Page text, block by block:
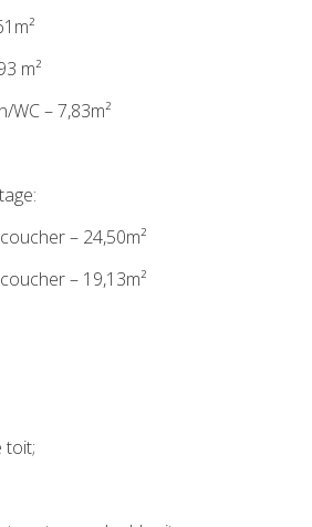
m²
WC – 7,83m²
– 24,50m²
– 19,13m²
toit;